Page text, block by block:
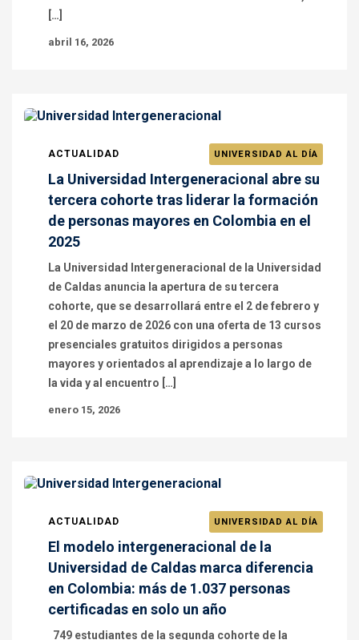
[…]
abril 16, 2026
ACTUALIDAD UNIVERSIDAD AL DÍA
La Universidad Intergeneracional abre su
tercera cohorte tras liderar la formación
de personas mayores en Colombia en el
2025
La Universidad Intergeneracional de la Universidad
de Caldas anuncia la apertura de su tercera
cohorte, que se desarrollará entre el 2 de febrero y
el 20 de marzo de 2026 con una oferta de 13 cursos
presenciales gratuitos dirigidos a personas
mayores y orientados al aprendizaje a lo largo de
la vida y al encuentro […]
enero 15, 2026
ACTUALIDAD UNIVERSIDAD AL DÍA
El modelo intergeneracional de la
Universidad de Caldas marca diferencia
en Colombia: más de 1.037 personas
certificadas en solo un año
749 estudiantes de la segunda cohorte de la